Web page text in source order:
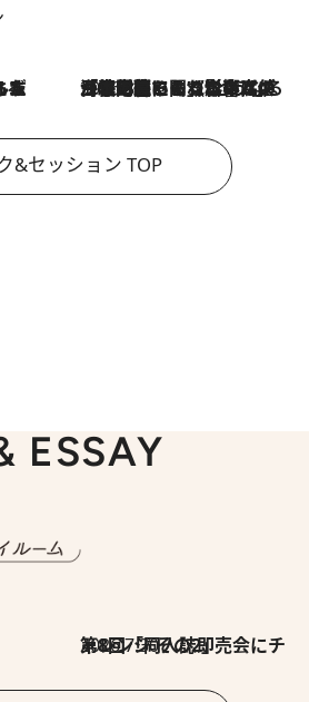
2026.8.3
「住宅建てられない…」「サーチャージ料の高値が続いている」ホルムズ海峡封鎖による影響はいつまで続く？《エネルギー専門家に聞く“どうなる日本の暮らし”》
&セッション TOP
ESSAY
2026.7.30
第8回「同人誌即売会にチャレンジ その2」